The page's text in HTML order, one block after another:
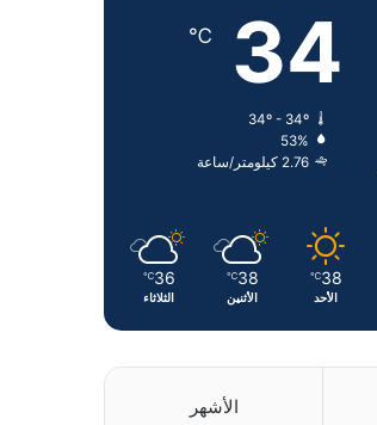
د
إ
ن
م
34
℃
34º - 34º
53%
2.76 كيلومتر/ساعة
38
℃
الأحد
38
℃
الأثنين
36
℃
الثلاثاء
الأشهر